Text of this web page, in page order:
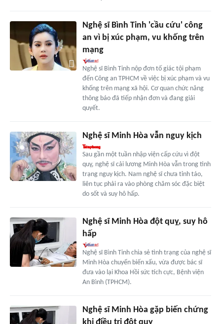
Nghệ sĩ Bình Tinh 'cầu cứu' công
an vì bị xúc phạm, vu khống trên
mạng
Nghệ sĩ Bình Tinh nộp đơn tố giác tội phạm
đến Công an TPHCM về việc bị xúc phạm và vu
khống trên mạng xã hội. Cơ quan chức năng
thông báo đã tiếp nhận đơn và đang giải
quyết.
Nghệ sĩ Minh Hòa vẫn nguy kịch
Sau gần một tuần nhập viện cấp cứu vì đột
quỵ, nghệ sĩ cải lương Minh Hòa vẫn trong tình
trạng nguy kịch. Nam nghệ sĩ chưa tỉnh táo,
liên tục phải ra vào phòng chăm sóc đặc biệt
do sốt và suy hô hấp.
Nghệ sĩ Minh Hòa đột quỵ, suy hô
hấp
Nghệ sĩ Bình Tinh chia sẻ tình trạng của nghệ sĩ
Minh Hòa chuyển biến xấu, vừa được bác sĩ
đưa vào lại Khoa Hồi sức tích cực, Bệnh viện
An Bình (TPHCM).
Nghệ sĩ Minh Hòa gặp biến chứng
khi điều trị đột quỵ